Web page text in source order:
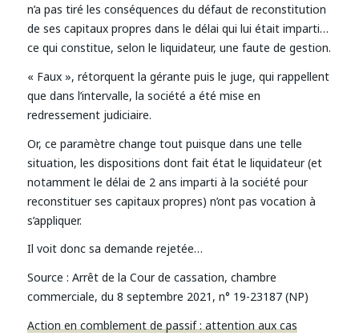
n’a pas tiré les conséquences du défaut de reconstitution
de ses capitaux propres dans le délai qui lui était imparti…
ce qui constitue, selon le liquidateur, une faute de gestion.
« Faux », rétorquent la gérante puis le juge, qui rappellent
que dans l’intervalle, la société a été mise en
redressement judiciaire.
Or, ce paramètre change tout puisque dans une telle
situation, les dispositions dont fait état le liquidateur (et
notamment le délai de 2 ans imparti à la société pour
reconstituer ses capitaux propres) n’ont pas vocation à
s’appliquer.
Il voit donc sa demande rejetée…
Source : Arrêt de la Cour de cassation, chambre
commerciale, du 8 septembre 2021, n° 19-23187 (NP)
Action en comblement de passif : attention aux cas